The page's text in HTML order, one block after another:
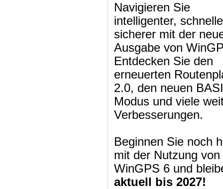
Navigieren Sie
intelligenter,
sicherer mit der
Ausgabe von
Entdecken Sie den
erneuerten
2.0, den neuen
Modus und viele
Verbesserungen.
Beginnen Sie noch
mit der Nutzung von
WinGPS 6 und
aktuell bis 2027!